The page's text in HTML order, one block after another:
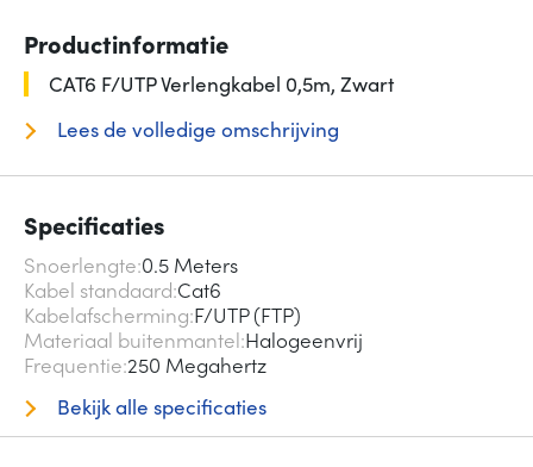
Productinformatie
CAT6 F/UTP Verlengkabel 0,5m, Zwart
Lees de volledige omschrijving
Specificaties
Snoerlengte 0.5 Meters
Kabel standaard Cat6
Kabelafscherming F/UTP (FTP)
Materiaal buitenmantel Halogeenvrij
Frequentie 250 Megahertz
Bekijk alle specificaties